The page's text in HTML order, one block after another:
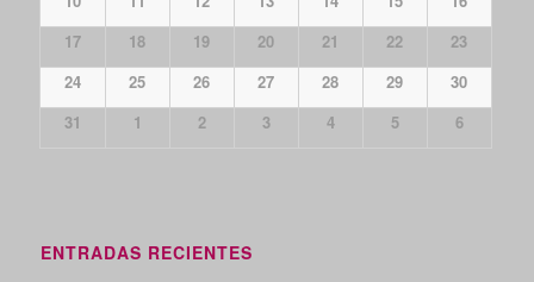
17
18 19 20 21 22
23
24
25 26 27 28 29
30
31
1 2 3 4 5 6
ENTRADAS RECIENTES